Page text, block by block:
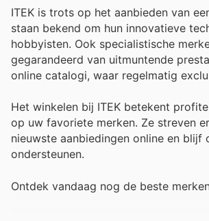
ITEK is trots op het aanbieden van
staan bekend om hun innovatieve
hobbyisten. Ook specialistische
gegarandeerd van uitmuntende
online catalogi, waar regelmatig
Het winkelen bij ITEK betekent
op uw favoriete merken. Ze streven
nieuwste aanbiedingen online en
ondersteunen.
Ontdek vandaag nog de beste